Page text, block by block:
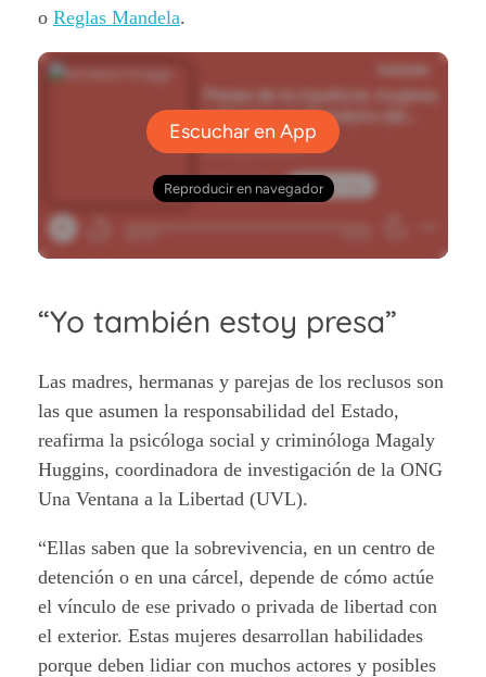
o Reglas Mandela.
“Yo también estoy presa”
Las madres, hermanas y parejas de los reclusos son
las que asumen la responsabilidad del Estado,
reafirma la psicóloga social y criminóloga Magaly
Huggins, coordinadora de investigación de la ONG
Una Ventana a la Libertad (UVL).
“Ellas saben que la sobrevivencia, en un centro de
detención o en una cárcel, depende de cómo actúe
el vínculo de ese privado o privada de libertad con
el exterior. Estas mujeres desarrollan habilidades
porque deben lidiar con muchos actores y posibles